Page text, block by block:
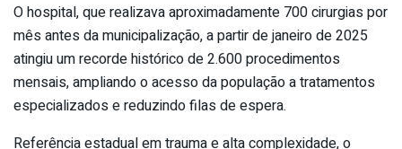
O hospital, que realizava aproximadamente 700 cirurgias por
mês antes da municipalização, a partir de janeiro de 2025
atingiu um recorde histórico de 2.600 procedimentos
mensais, ampliando o acesso da população a tratamentos
especializados e reduzindo filas de espera.
Referência estadual em trauma e alta complexidade, o